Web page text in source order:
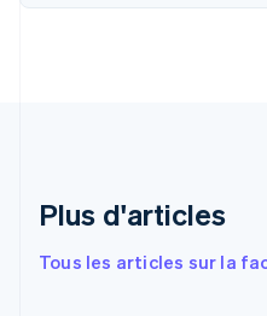
Plus d'articles
Tous les articles sur la
EnglishFrançais
English
Émirats arabes unis